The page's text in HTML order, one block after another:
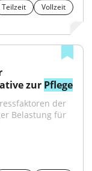
Teilzeit
Vollzeit
zur Pflege
Belastung für